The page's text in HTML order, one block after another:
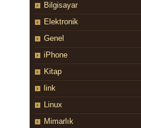
Bilgisayar
Elektronik
Genel
iPhone
Kitap
link
Linux
Mimarlık